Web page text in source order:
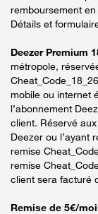
remboursement
Détails et
Deezer Premium
métropole,
mobile ou internet
l’abonnement
client. Réservé
Deezer ou l’ayant
remise
remise
client sera facturé
Remise de 5€/